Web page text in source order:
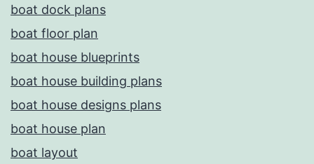
boat dock plans
boat floor plan
boat house blueprints
boat house building plans
boat house designs plans
boat house plan
boat layout